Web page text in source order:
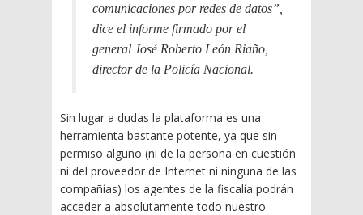
comunicaciones por redes de datos”,
dice el informe firmado por el
general José Roberto León Riaño,
director de la Policía Nacional.
Sin lugar a dudas la plataforma es una
herramienta bastante potente, ya que sin
permiso alguno (ni de la persona en cuestión
ni del proveedor de Internet ni ninguna de las
compañías) los agentes de la fiscalía podrán
acceder a absolutamente todo nuestro